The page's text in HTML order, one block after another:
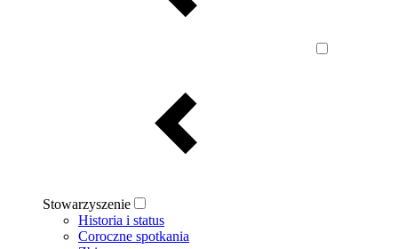
Stowarzyszenie
Historia i status
Coroczne spotkania